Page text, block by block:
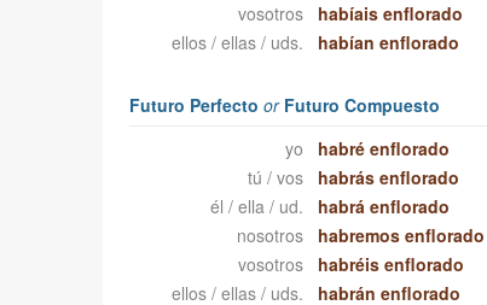
vosotros
habíais enflorado
ellos / ellas / uds.
habían enflorado
Futuro Perfecto orFuturo Compuesto
yo
habré enflorado
tú / vos
habrás enflorado
él / ella / ud.
habrá enflorado
nosotros
habremos enflorado
vosotros
habréis enflorado
ellos / ellas / uds.
habrán enflorado